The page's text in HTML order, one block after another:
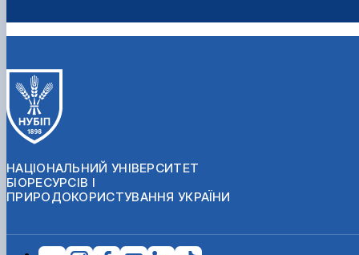
НАЦІОНАЛЬНИЙ УНІВЕРСИТЕТ
БІОРЕСУРСІВ І
ПРИРОДОКОРИСТУВАННЯ УКРАЇНИ